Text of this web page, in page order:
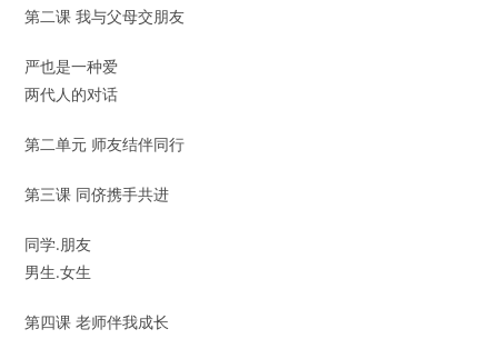
第二课 我与父母交朋友
严也是一种爱
两代人的对话
第二单元 师友结伴同行
第三课 同侪携手共进
同学.朋友
男生.女生
第四课 老师伴我成长